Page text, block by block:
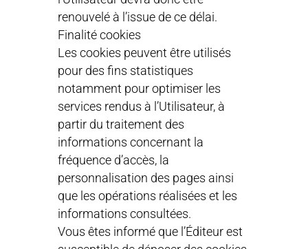
renouvelé à l’issue de ce délai.
Finalité cookies
Les cookies peuvent être utilisés
pour des fins statistiques
notamment pour optimiser les
services rendus à l’Utilisateur, à
partir du traitement des
informations concernant la
fréquence d’accès, la
personnalisation des pages ainsi
que les opérations réalisées et les
informations consultées.
Vous êtes informé que l’Éditeur est